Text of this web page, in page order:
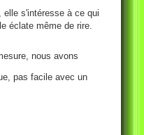
s'intéresse à ce qui
éclate même de rire.
nous avons
pas facile avec un